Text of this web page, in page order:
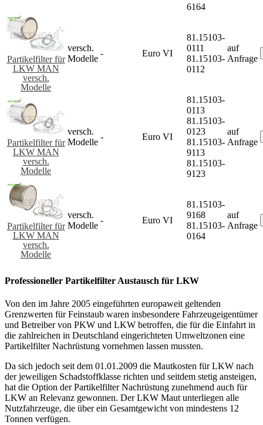
6164
Partikelfilter für
LKW MAN
versch.
Modelle
versch.
Modelle
- Euro VI
81.15103-
0111
81.15103-
0112
auf
Anfrage
Partikelfilter für
LKW MAN
versch.
Modelle
versch.
Modelle
- Euro VI
81.15103-
0113
81.15103-
0123
81.15103-
9113
81.15103-
9123
auf
Anfrage
Partikelfilter für
LKW MAN
versch.
Modelle
versch.
Modelle
- Euro VI
81.15103-
9168
81.15103-
0164
auf
Anfrage
Professioneller Partikelfilter Austausch für LKW
Von den im Jahre 2005 eingeführten europaweit geltenden
Grenzwerten für Feinstaub waren insbesondere Fahrzeugeigentümer
und Betreiber von PKW und LKW betroffen, die für die Einfahrt in
die zahlreichen in Deutschland eingerichteten Umweltzonen eine
Partikelfilter Nachrüstung vornehmen lassen mussten.
Da sich jedoch seit dem 01.01.2009 die Mautkosten für LKW nach
der jeweiligen Schadstoffklasse richten und seitdem stetig ansteigen,
hat die Option der Partikelfilter Nachrüstung zunehmend auch für
LKW an Relevanz gewonnen. Der LKW Maut unterliegen alle
Nutzfahrzeuge, die über ein Gesamtgewicht von mindestens 12
Tonnen verfügen.